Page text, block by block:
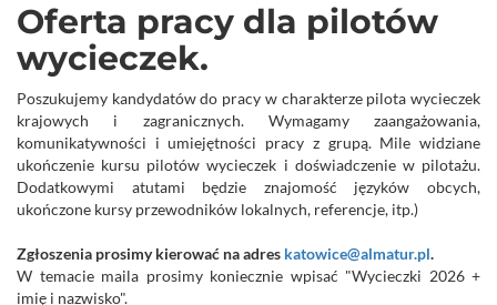
Oferta pracy dla pilotów
wycieczek.
Poszukujemy kandydatów do pracy w charakterze pilota wycieczek
krajowych i zagranicznych. Wymagamy zaangażowania,
komunikatywności i umiejętności pracy z grupą. Mile widziane
ukończenie kursu pilotów wycieczek i doświadczenie w pilotażu.
Dodatkowymi atutami będzie znajomość języków obcych,
ukończone kursy przewodników lokalnych, referencje, itp.)
Zgłoszenia prosimy kierować na adres katowice@almatur.pl.
W temacie maila prosimy koniecznie wpisać "Wycieczki 2026 +
imię i nazwisko".